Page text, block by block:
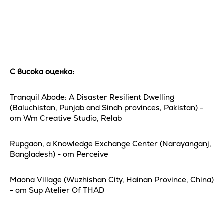
С висока оценка:
Tranquil Abode: A Disaster Resilient Dwelling
(Baluchistan, Punjab and Sindh provinces, Pakistan) -
от Wm Creative Studio, Relab
Rupgaon, a Knowledge Exchange Center (Narayanganj,
Bangladesh) - от Perceive
Maona Village (Wuzhishan City, Hainan Province, China)
- от Sup Atelier Of THAD